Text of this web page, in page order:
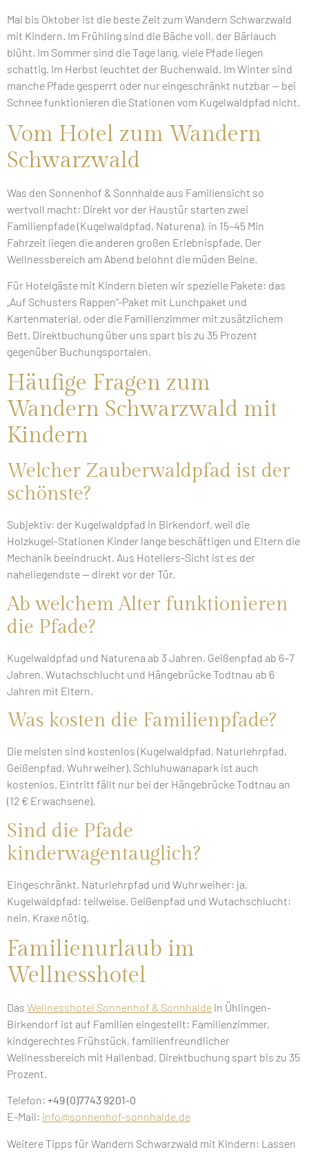
Mai bis Oktober ist die beste Zeit zum Wandern Schwarzwald
mit Kindern. Im Frühling sind die Bäche voll, der Bärlauch
blüht. Im Sommer sind die Tage lang, viele Pfade liegen
schattig. Im Herbst leuchtet der Buchenwald. Im Winter sind
manche Pfade gesperrt oder nur eingeschränkt nutzbar — bei
Schnee funktionieren die Stationen vom Kugelwaldpfad nicht.
Vom Hotel zum Wandern
Schwarzwald
Was den Sonnenhof & Sonnhalde aus Familiensicht so
wertvoll macht: Direkt vor der Haustür starten zwei
Familienpfade (Kugelwaldpfad, Naturena), in 15–45 Min
Fahrzeit liegen die anderen großen Erlebnispfade. Der
Wellnessbereich am Abend belohnt die müden Beine.
Für Hotelgäste mit Kindern bieten wir spezielle Pakete: das
„Auf Schusters Rappen“-Paket mit Lunchpaket und
Kartenmaterial, oder die Familienzimmer mit zusätzlichem
Bett. Direktbuchung über uns spart bis zu 35 Prozent
gegenüber Buchungsportalen.
Häufige Fragen zum
Wandern Schwarzwald mit
Kindern
Welcher Zauberwaldpfad ist der
schönste?
Subjektiv: der Kugelwaldpfad in Birkendorf, weil die
Holzkugel-Stationen Kinder lange beschäftigen und Eltern die
Mechanik beeindruckt. Aus Hoteliers-Sicht ist es der
naheliegendste — direkt vor der Tür.
Ab welchem Alter funktionieren
die Pfade?
Kugelwaldpfad und Naturena ab 3 Jahren. Geißenpfad ab 6–7
Jahren. Wutachschlucht und Hängebrücke Todtnau ab 6
Jahren mit Eltern.
Was kosten die Familienpfade?
Die meisten sind kostenlos (Kugelwaldpfad, Naturlehrpfad,
Geißenpfad, Wuhrweiher). Schluhuwanapark ist auch
kostenlos. Eintritt fällt nur bei der Hängebrücke Todtnau an
(12 € Erwachsene).
Sind die Pfade
kinderwagentauglich?
Eingeschränkt. Naturlehrpfad und Wuhrweiher: ja.
Kugelwaldpfad: teilweise. Geißenpfad und Wutachschlucht:
nein, Kraxe nötig.
Familienurlaub im
Wellnesshotel
Das Wellnesshotel Sonnenhof & Sonnhalde in Ühlingen-
Birkendorf ist auf Familien eingestellt: Familienzimmer,
kindgerechtes Frühstück, familienfreundlicher
Wellnessbereich mit Hallenbad. Direktbuchung spart bis zu 35
Prozent.
Telefon: +49 (0)7743 9201-0
E-Mail: info@sonnenhof-sonnhalde.de
Weitere Tipps für Wandern Schwarzwald mit Kindern: Lassen